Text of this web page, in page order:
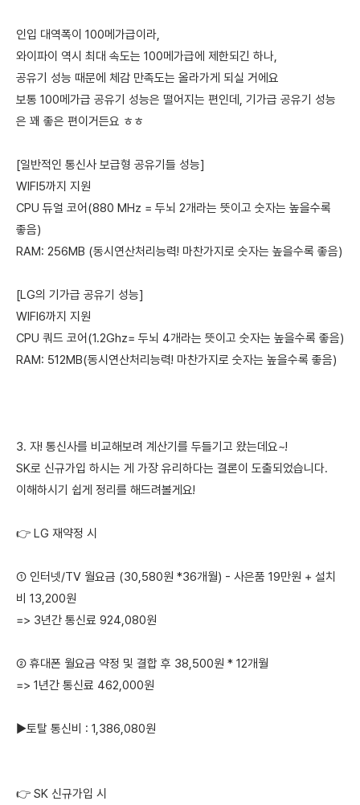
인입 대역폭이 100메가급이라,
와이파이 역시 최대 속도는 100메가급에 제한되긴 하나,
공유기 성능 때문에 체감 만족도는 올라가게 되실 거에요
보통 100메가급 공유기 성능은 떨어지는 편인데, 기가급 공유기 성능
은 꽤 좋은 편이거든요 ㅎㅎ
[일반적인 통신사 보급형 공유기들 성능]
WIFI5까지 지원
CPU 듀얼 코어(880 MHz = 두뇌 2개라는 뜻이고 숫자는 높을수록
좋음)
RAM: 256MB (동시연산처리능력! 마찬가지로 숫자는 높을수록 좋음)
[LG의 기가급 공유기 성능]
WIFI6까지 지원
CPU 쿼드 코어(1.2Ghz= 두뇌 4개라는 뜻이고 숫자는 높을수록 좋음)
RAM: 512MB(동시연산처리능력! 마찬가지로 숫자는 높을수록 좋음)
3. 자! 통신사를 비교해보려 계산기를 두들기고 왔는데요~!
SK로 신규가입 하시는 게 가장 유리하다는 결론이 도출되었습니다.
이해하시기 쉽게 정리를 해드려볼게요!
👉 LG 재약정 시
① 인터넷/TV 월요금 (30,580원 *36개월) - 사은품 19만원 + 설치
비 13,200원
=> 3년간 통신료 924,080원
② 휴대폰 월요금 약정 및 결합 후 38,500원 * 12개월
=> 1년간 통신료 462,000원
▶️토탈 통신비 : 1,386,080원
👉 SK 신규가입 시